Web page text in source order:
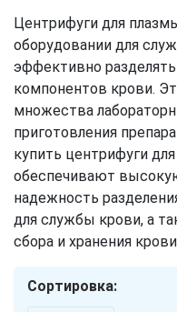
Центрифуги для
оборудовании для
эффективно
компонентов крови.
множества
приготовления
купить центрифуги
обеспечивают
надежность
для службы крови, а
сбора и хранения
Сортировка: